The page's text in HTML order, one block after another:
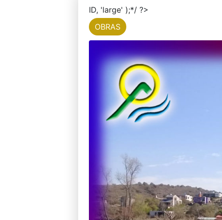
ID, 'large' );*/ ?>
OBRAS